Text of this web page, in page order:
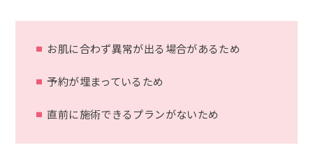
お肌に合わず異常が出る場合があるため
予約が埋まっているため
直前に施術できるプランがないため